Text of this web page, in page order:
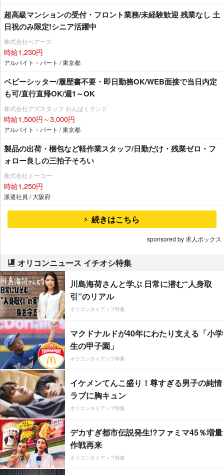
超高級マンションの受付・フロント業務/未経験歓迎 残業なし 土
日祝のみ限定!シニア活躍中
株式会社ベアーズ
時給1,230円
アルバイト・パート / 東京都
ベビーシッター/履歴書不要・即日勤務OK/WEB面接で当日内定
も可/直行直帰OK/週1～OK
株式会社アズスタッフ わんぱくランド
時給1,500円～3,000円
アルバイト・パート / 東京都
製品の出荷・梱包など軽作業スタッフ/日勤だけ・残業ゼロ・フ
ォロー良しの三拍子そろい
株式会社トーコー
時給1,250円
派遣社員 / 大阪府
続きはこちら
sponsored by 求人ボックス
オリコンニュース イチオシ特集
川島海荷さんと学ぶ 日常に潜む“人身取
引”のリアル
オリコンタイアップ特集
マクドナルドが40年にわたり支える「小学
生の甲子園」
オリコンタイアップ特集
イケメンてんこ盛り！尊すぎる男子の純情
ラブに胸キュン
オリコンタイアップ特集
デカすぎ都市伝説発生!?ファミマ45％増量
作戦再来
オリコンタイアップ特集